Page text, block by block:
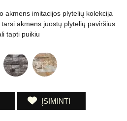
akmens imitacijos plytelių kolekcija
akmens juostų plytelių paviršius
tapti puikiu
ĮSIMINTI